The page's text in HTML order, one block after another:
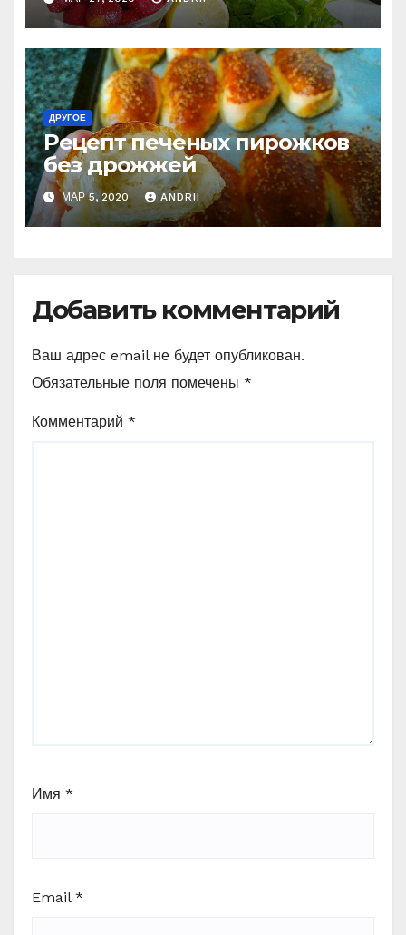
мохито!
ДРУГОЕ
Рецепт печеных пирожков
без дрожжей
МАР 5, 2020 ANDRII
Добавить комментарий
Ваш адрес email не будет опубликован.
Обязательные поля помечены *
Комментарий *
Имя *
Email *